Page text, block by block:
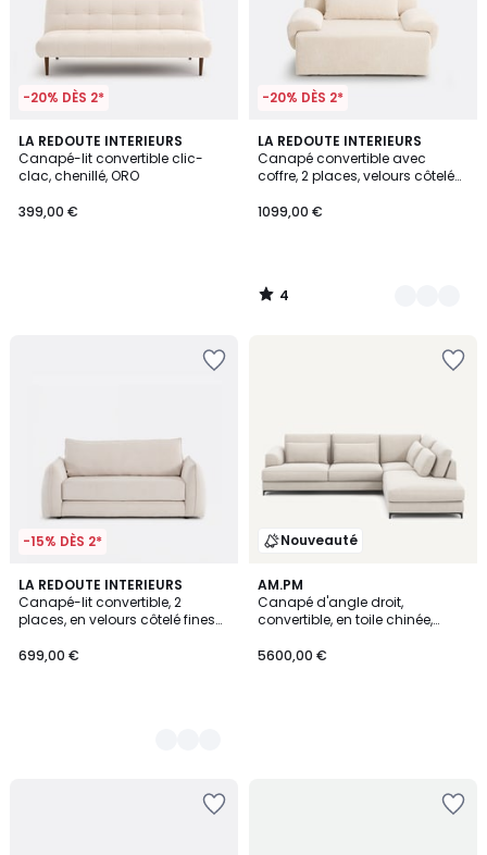
-20% DÈS 2*
LA REDOUTE INTERIEURS
Canapé-lit convertible clic-
clac, chenillé, ORO
399,00 €
-20% DÈS 2*
LA REDOUTE INTERIEURS
Canapé convertible avec
coffre, 2 places, velours côtelé
1099,00 €
4
/
5
7
Couleurs
4
/
-15% DÈS 2*
LA REDOUTE INTERIEURS
Canapé-lit convertible, 2
places, en velours côtelé fines
699,00 €
6
Couleurs
Nouveauté
AM.PM
Canapé d'angle droit,
convertible, en toile chinée,
5600,00 €